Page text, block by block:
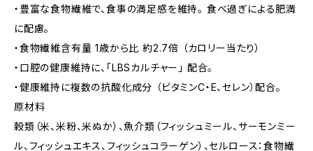
・豊富な食物繊維で、食事の満足感を維持。 食べ過ぎによる肥満
に配慮。
・食物繊維含有量 1歳から比 約2.7倍 （カロリー当たり）
・口腔の健康維持に、「LBSカルチャー」 配合。
・健康維持に複数の抗酸化成分 （ビタミンC・E、セレン）配合。
原材料
穀類（米、米粉、米ぬか）、魚介類（フィッシュミール、サーモンミー
ル、フィッシュエキス、フィッシュコラーゲン）、セルロース：食物繊